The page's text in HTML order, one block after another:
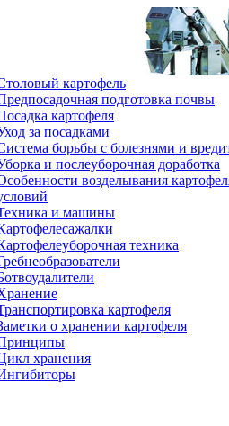
картофель
подготовка почвы
картофеля
за посадками
борьбы с болезнями и
и послеуборочная доработка
возделывания
и машины
техника
картофеля
о хранении картофеля
хранения